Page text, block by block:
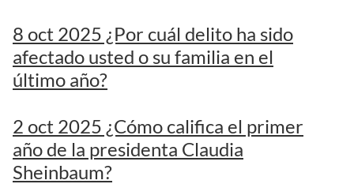
8 oct 2025 ¿Por cuál delito ha sido
afectado usted o su familia en el
último año?
2 oct 2025 ¿Cómo califica el primer
año de la presidenta Claudia
Sheinbaum?